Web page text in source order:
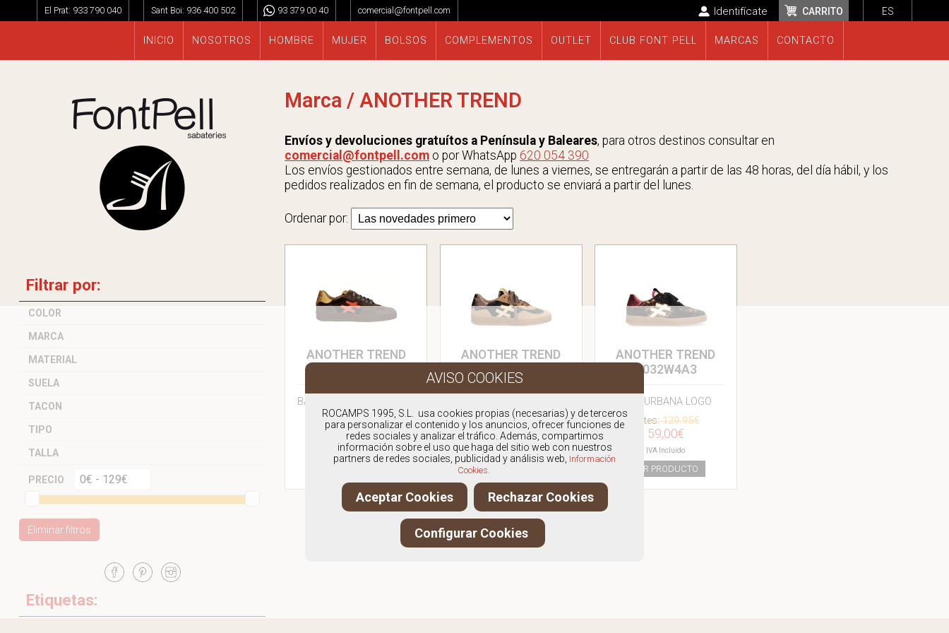
ES
El Prat: 933 790 040 Sant Boi: 936 400 502 93 379 00 40 comercial@fontpell.com CARRITO
Identifícate
INICIO NOSOTROS HOMBRE MUJER BOLSOS COMPLEMENTOS OUTLET CLUB FONT PELL MARCAS CONTACTO
Filtrar por:
COLOR
MARCA
MATERIAL
SUELA
TACON
TIPO
TALLA
PRECIO
Eliminar filtros
Etiquetas:
Marca / ANOTHER TREND
Envíos y devoluciones gratuítos a Península y Baleares, para otros destinos consultar en
comercial@fontpell.com o por WhatsApp 620 054 390
Los envíos gestionados entre semana, de lunes a viernes, se entregarán a partir de las 48 horas, del día hábil, y los
pedidos realizados en fin de semana, el producto se enviará a partir del lunes.
Ordenar por:
ANOTHER TREND
BAMBA URBANA LOGO
Antes:119.95€
59,00€
IVA Incluido
ANOTHER TREND
A0328208
Antes:129.95€
59,00€
IVA Incluido
VER PRODUCTO
ANOTHER TREND
A032W4A3
BAMBA URBANA LOGO
Antes:129.95€
59,00€
IVA Incluido
VER PRODUCTO
ROCAMPS 1995, S.L. usa cookies propias (necesarias) y de terceros
para personalizar el contenido y los anuncios, ofrecer funciones de
redes sociales y analizar el tráfico. Además, compartimos
información sobre el uso que haga del sitio web con nuestros
partners de redes sociales, publicidad y análisis web, Información
Cookies.
Aceptar Cookies Rechazar Cookies
Configurar Cookies